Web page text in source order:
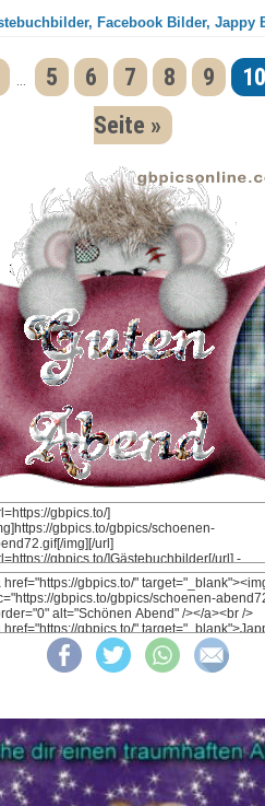
Facebook Bilder, Jappy
5 6 7 8 9
10
Seite »